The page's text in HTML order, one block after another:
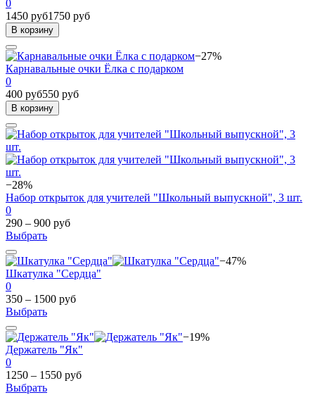
0
1450 руб1750 руб
В корзину
−27%
Карнавальные очки Ёлка с подарком
0
400 руб550 руб
В корзину
−28%
Набор открыток для учителей "Школьный выпускной", 3 шт.
0
290 – 900 руб
Выбрать
−47%
Шкатулка "Сердца"
0
350 – 1500 руб
Выбрать
−19%
Держатель "Як"
0
1250 – 1550 руб
Выбрать